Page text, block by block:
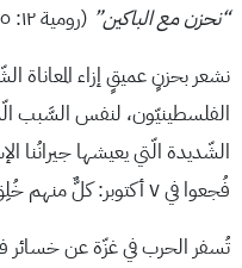
“نحزن مع الباكين” (رومية ١٢: ١٥)
نشعر بحزنٍ عميقٍ إزاء المعاناة
الفلسطينيّون، لنفس السَّبب
الشّديدة الّتي يعيشها جيرانُنا
فُجعوا في ٧ أكتوبر: كلٌّ منهم خُلِق على صورة الله الثّمينة.
تُسفر الحرب في غزّة عن خسائر